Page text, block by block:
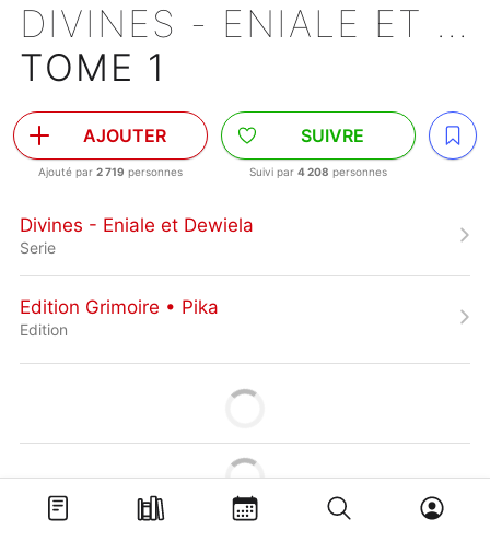
DIVINES - ENIALE ET DEWIELA
TOME 1
AJOUTER
Ajouté par 2 719 personnes
SUIVRE
Suivi par 4 208 personnes
Divines - Eniale et Dewiela
Serie
Edition Grimoire • Pika
Edition